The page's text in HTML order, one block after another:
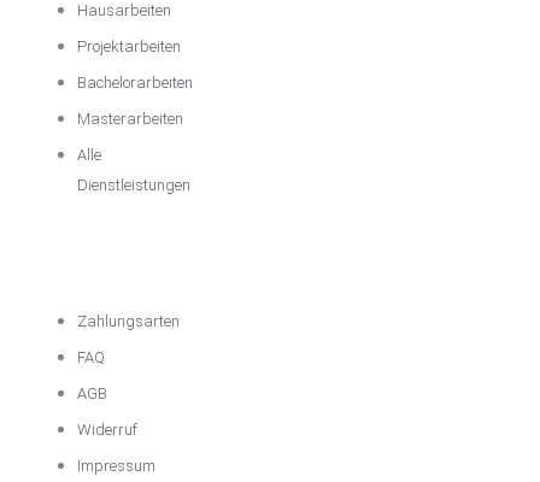
Hausarbeiten
Projektarbeiten
Bachelorarbeiten
Masterarbeiten
Alle
Dienstleistungen
Zahlungsarten
FAQ
AGB
Widerruf
Impressum